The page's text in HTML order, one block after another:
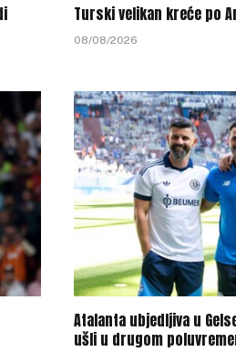
Turski velikan kreće po
08/08/2026
Atalanta ubjedljiva u
ušli u drugom